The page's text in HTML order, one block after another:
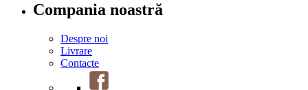
Compania noastră
Despre noi
Livrare
Contacte